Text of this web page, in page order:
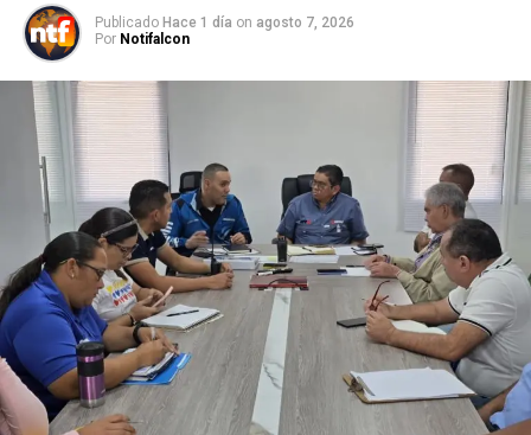
Publicado Hace 1 día on agosto 7, 2026
Por Notifalcon